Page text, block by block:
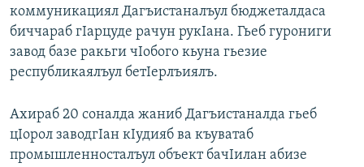
коммуникациял Дагъистаналъул бюджеталдаса
биччараб гIарцуде рачун рукIана. Гьеб гурониги
завод базе ракьги чIобого кьуна гьезие
республикаялъул бетIерлъиялъ.
Ахираб 20 соналда жаниб Дагъистаналда гьеб
цIорол заводгIан кIудияб ва къуватаб
промышленносталъул объект бачIилан абизе